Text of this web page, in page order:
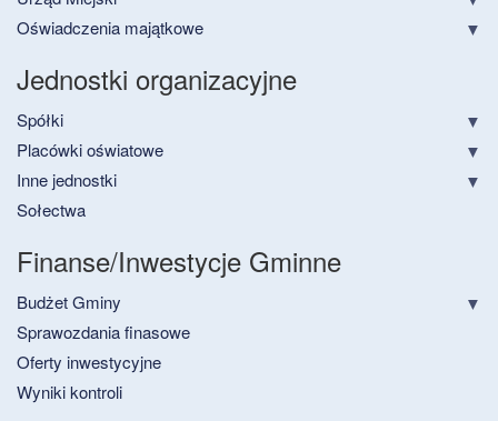
Oświadczenia majątkowe
Jednostki organizacyjne
Spółki
Placówki oświatowe
Inne jednostki
Sołectwa
Finanse/Inwestycje Gminne
Budżet Gminy
Sprawozdania finasowe
Oferty inwestycyjne
Wyniki kontroli